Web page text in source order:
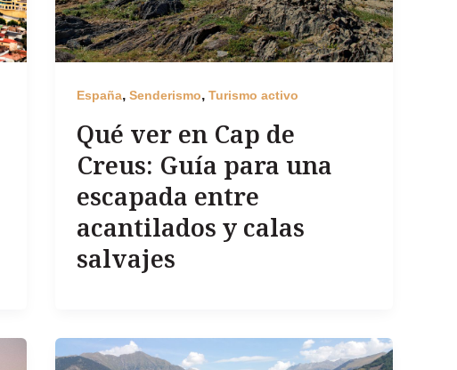
España,Senderismo,Turismo activo
Qué ver en Cap de
Creus: Guía para una
escapada entre
acantilados y calas
salvajes